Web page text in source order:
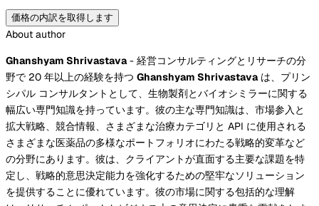
価格の内訳を取得します
About author
Ghanshyam Shrivastava- 経営コンサルティングとリサーチの分
野で 20 年以上の経験を持つ Ghanshyam Shrivastavaは、プリン
シパル コンサルタントとして、生物製剤とバイオシミラーに関する
幅広い専門知識を持っています。彼の主な専門知識は、市場参入と
拡大戦略、競合情報、さまざまな治療カテゴリと API に使用される
さまざまな医薬品の多様なポートフォリオにわたる戦略的変革など
の分野にあります。彼は、クライアントが直面する主要な課題を特
定し、戦略的意思決定能力を強化するための堅牢なソリューション
を提供することに優れています。彼の市場に関する包括的な理解